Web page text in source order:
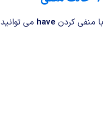
با منفی کردن have می توانید